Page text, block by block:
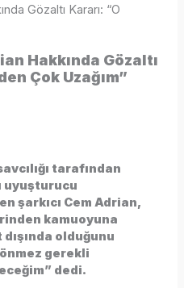
Gözaltı Kararı: “O
Hakkında Gözaltı
Çok Uzağım”
tarafından
uyuşturucu
şarkıcı Cem Adrian,
kamuoyuna
olduğunu
gerekli
dedi.